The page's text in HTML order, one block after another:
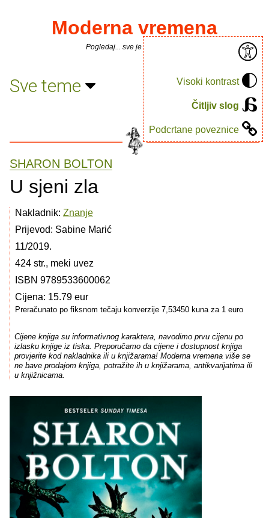
Visoki kontrast
Čitljiv slog
Podcrtane poveznice
Moderna vremena
Pogledaj... sve je puno knjiga.
Sve teme
SHARON BOLTON
U sjeni zla
Nakladnik: Znanje
Prijevod: Sabine Marić
11/2019.
424 str., meki uvez
ISBN 9789533600062
Cijena: 15.79 eur
Preračunato po fiksnom tečaju konverzije 7,53450 kuna za 1 euro
Cijene knjiga su informativnog karaktera, navodimo prvu cijenu po
izlasku knjige iz tiska. Preporučamo da cijene i dostupnost knjiga
provjerite kod nakladnika ili u knjižarama! Moderna vremena više se
ne bave prodajom knjiga, potražite ih u knjižarama, antikvarijatima ili
u knjižnicama.